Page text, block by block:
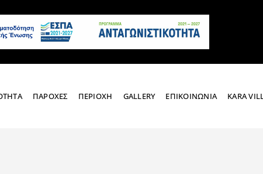
ΠΑΡΟΧΕΣ ΠΕΡΙΟΧΗ GALLERY ΕΠΙΚΟΙΝΩΝΙΑ KARA